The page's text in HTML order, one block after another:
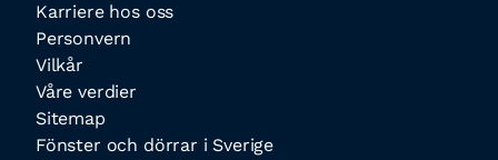
Karriere hos oss
Personvern
Vilkår
Våre verdier
Sitemap
Fönster och dörrar i Sverige